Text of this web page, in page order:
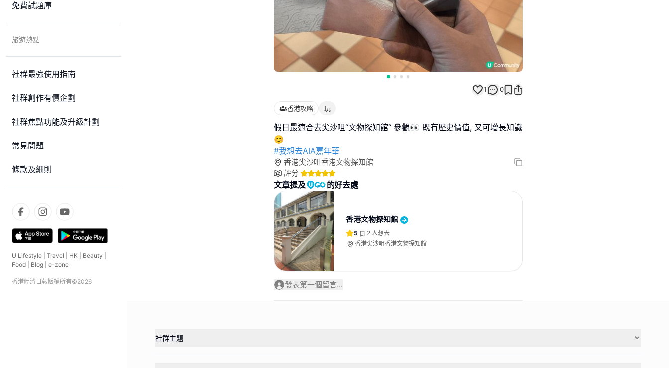
免費試題庫
旅遊熱點
社群最強使用指南
社群創作有價企劃
社群焦點功能及升級計劃
常見問題
條款及細則
U Lifestyle Travel HK Beauty
Food
Blog e-zone
香港經濟日報版權所有©2026
1 0
香港攻略 玩
假日最適合去尖沙咀“文物探知館“ 參觀👀 既有歷史價值, 又可增長知識
#我想去AIA嘉年華
香港尖沙咀香港文物探知館
評分
文章提及 的好去處
香港文物探知館
5 2 人想去
香港尖沙咀香港文物探知館
發表第一個留言...
社群主題